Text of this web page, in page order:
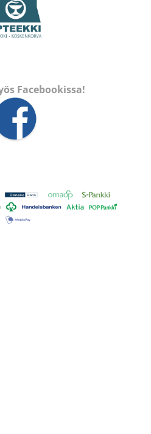
Facebookissa!